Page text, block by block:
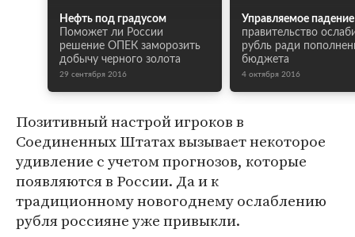
Нефть под градусом
Поможет ли России
решение ОПЕК заморозить
добычу черного золота
29 сентября 2016
Управляемое падение
правительство
рубль ради
бюджета
4 октября 2016
Позитивный настрой игроков в
Соединенных Штатах вызывает некоторое
удивление с учетом прогнозов, которые
появляются в России. Да и к
традиционному новогоднему ослаблению
рубля россияне уже привыкли.